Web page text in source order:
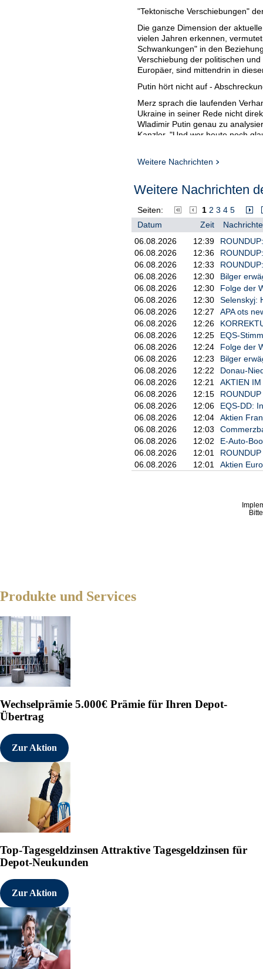
"Tektonische Verschiebungen"
Die ganze Dimension der
vielen Jahren erkennen,
Schwankungen" in den
Verschiebung der politischen
Europäer, sind mittendrin in
Putin hört nicht auf -
Merz sprach die laufenden
Ukraine in seiner Rede nicht
Wladimir Putin genau zu
Kanzler. "Und wer heute noch
Sowjetunion". Das gehe einher
Nato möglichst aufrechterhalten
Daher sei es wichtig, der
Zusammenhalt in der
"Aufrechterhaltung des Nato-
eigene Verteidigungsfähigkeit.
Sicherheitsstrategie der USA
Für Aufregung hat zuletzt eine
Kurs gegenüber Europa
hätten die nationalen
auf den Schultern der US-
außen- und
Der Bundestag hatte am 5.
die gesetzliche Sicherung, dass
Durchschnittslohns bleibt. Vor
unklar gewesen, ob das
findet./had/DP/zb
Weitere Nachrichten
Weitere Nachrichten
Seiten: 1 2 3 4 5
Datum
Zeit
06.08.2026
12:39
06.08.2026
12:36
06.08.2026
12:33
06.08.2026
12:30
Bilger
06.08.2026
12:30
Folge der
06.08.2026
12:30
Selenskyj:
06.08.2026
12:27
APA ots
06.08.2026
12:26
06.08.2026
12:25
EQS-
06.08.2026
12:24
Folge der
06.08.2026
12:23
Bilger
06.08.2026
12:22
Donau-
06.08.2026
12:21
AKTIEN
06.08.2026
12:15
06.08.2026
12:06
EQS-DD:
06.08.2026
12:04
Aktien
06.08.2026
12:03
06.08.2026
12:02
E-Auto-
06.08.2026
12:01
06.08.2026
12:01 Aktien
Produkte und Services
Wechselprämie 5.000€ Prämie für Ihren Depot-
Übertrag
Zur Aktion
Top-Tagesgeldzinsen Attraktive Tagesgeldzinsen für
Depot-Neukunden
Zur Aktion